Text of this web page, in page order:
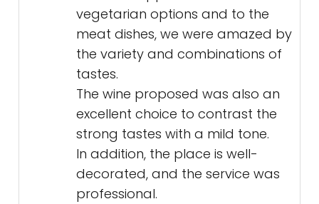
vegetarian options and to the
meat dishes, we were amazed by
the variety and combinations of
tastes.
The wine proposed was also an
excellent choice to contrast the
strong tastes with a mild tone.
In addition, the place is well-
decorated, and the service was
professional.